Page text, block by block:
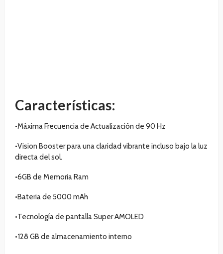
Características:
•Máxima Frecuencia de Actualización de 90 Hz
•Vision Booster para una claridad vibrante incluso bajo la luz
directa del sol.
•6GB de Memoria Ram
•Bateria de 5000 mAh
•Tecnología de pantalla Super AMOLED
•128 GB de almacenamiento interno